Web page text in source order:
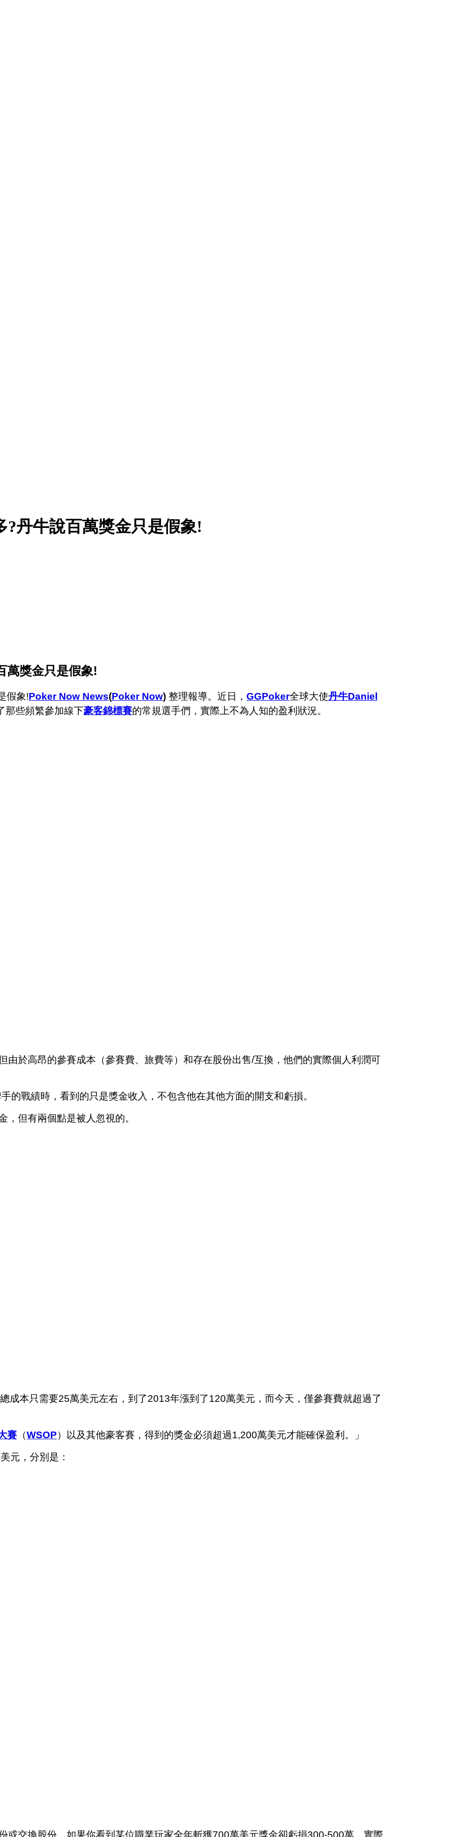
丹牛說百萬獎金只是假象!
萬獎金只是假象!
假象!Poker Now News(Poker Now) 整理報導。近日， GGPoker全球大使丹牛Daniel
那些頻繁參加線下豪客錦標賽的常規選手們，實際上不為人知的盈利狀況。
由於高昂的參賽成本（參賽費、旅費等）和存在股份出售/互換，他們的實際個人利潤可
的戰績時，看到的只是獎金收入，不包含他在其他方面的開支和虧損。
但有兩個點是被人忽視的。
成本只需要25萬美元左右，到了2013年漲到了120萬美元，而今天，僅參賽費就超過了
賽 （WSOP）以及其他豪客賽，得到的獎金必須超過1,200萬美元才能確保盈利。」
元，分別是：
或交換股份。如果你看到某位職業玩家全年斬獲700萬美元獎金卻虧損300-500萬，實際